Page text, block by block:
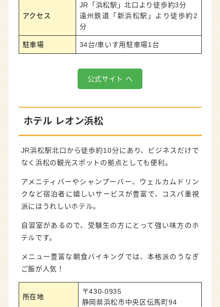
アクセス
JR「浜松駅」北口より徒歩約3分
遠州鉄道「新浜松駅」より徒歩約2
分
駐車場 34台/車いす用駐車場1台
公式サイト へ
ホテル レオン浜松
JR浜松駅北口から徒歩約10分にあり、ビジネスだけで
なく浜松の観光スポットの拠点としても便利。
アメニティバーやシャンプーバー、ウェルカムドリン
クなど宿泊者に嬉しいサービスが豊富で、コスパ重視
派にはうれしいホテル。
自習室があるので、受験生の方にとって強い味方のホ
テルです。
メニュー豊富な朝食バイキングでは、本格派のうなぎ
ご飯が人気！
所在地
〒430-0935
静岡県浜松市中央区伝馬町94